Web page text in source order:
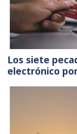
Los siete
electrónico